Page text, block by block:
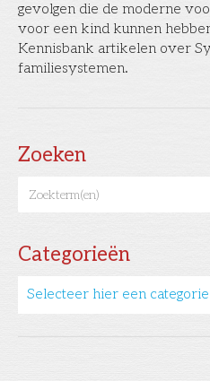
gevolgen die de moderne
voor een kind kunnen
Kennisbank artikelen over
familiesystemen.
Zoeken
Categorieën
Selecteer hier een categorie